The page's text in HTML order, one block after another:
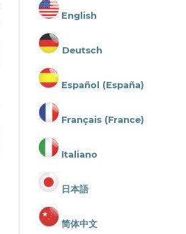
English
Deutsch
Español (España)
Français (France)
Italiano
日本語
简体中文